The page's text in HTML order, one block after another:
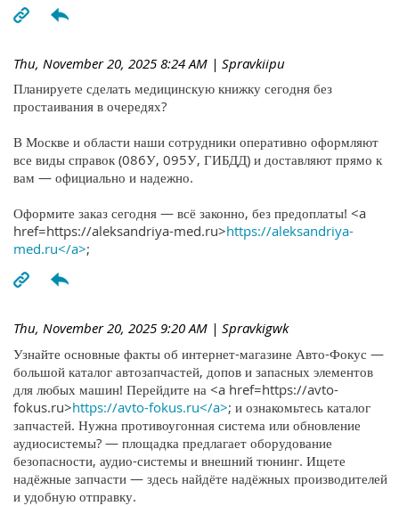
Thu, November 20, 2025 8:24 AM | Spravkiipu
Планируете сделать медицинскую книжку сегодня без
простаивания в очередях?
В Москве и области наши сотрудники оперативно оформляют
все виды справок (086У, 095У, ГИБДД) и доставляют прямо к
вам — официально и надежно.
Оформите заказ сегодня — всё законно, без предоплаты! <a
href=https://aleksandriya-med.ru>https://aleksandriya-
med.ru</a>;
Thu, November 20, 2025 9:20 AM | Spravkigwk
Узнайте основные факты об интернет-магазине Авто-Фокус —
большой каталог автозапчастей, допов и запасных элементов
для любых машин! Перейдите на <a href=https://avto-
fokus.ru>https://avto-fokus.ru</a>; и ознакомьтесь каталог
запчастей. Нужна противоугонная система или обновление
аудиосистемы? — площадка предлагает оборудование
безопасности, аудио-системы и внешний тюнинг. Ищете
надёжные запчасти — здесь найдёте надёжных производителей
и удобную отправку.